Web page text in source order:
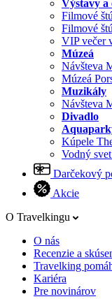
Výstavy a
Filmové
Filmové
VIP večer
Múzeá
Návšteva
Múzeá
Muzikály
Návšteva
Divadlo
Kúpele
Vodný
Darčekový
Akcie
O Travelkingu
O nás
Recenzie a
Travelking
Kariéra
Pre novinárov